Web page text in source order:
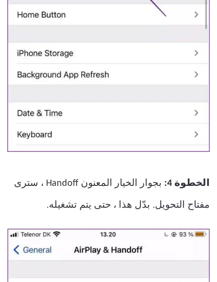
الخطوة 4: بجوار الخيار المعنون Handoff ، سترى
مفتاح التحويل. بدّل هذا ، حتى يتم تشغيله.